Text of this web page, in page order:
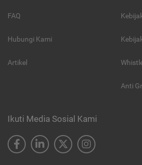
FAQ
Hubungi Kami
Artikel
Anti
Ikuti Media Sosial Kami